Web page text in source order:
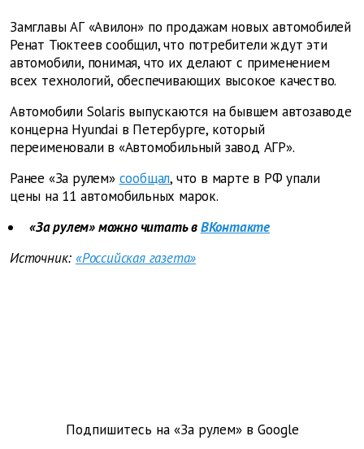
Замглавы АГ «Авилон» по продажам новых автомобилей
Ренат Тюктеев сообщил, что потребители ждут эти
автомобили, понимая, что их делают с применением
всех технологий, обеспечивающих высокое качество.
Автомобили Solaris выпускаются на бывшем автозаводе
концерна Hyundai в Петербурге, который
переименовали в «Автомобильный завод АГР».
Ранее «За рулем» сообщал, что в марте в РФ упали
цены на 11 автомобильных марок.
«За рулем» можно читать вВКонтакте
Источник: «Российская газета»
Подпишитесь на «За рулем» в Google